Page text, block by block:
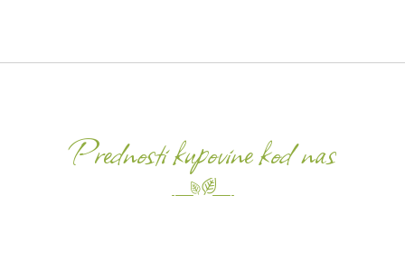
Prednosti kupovine kod nas